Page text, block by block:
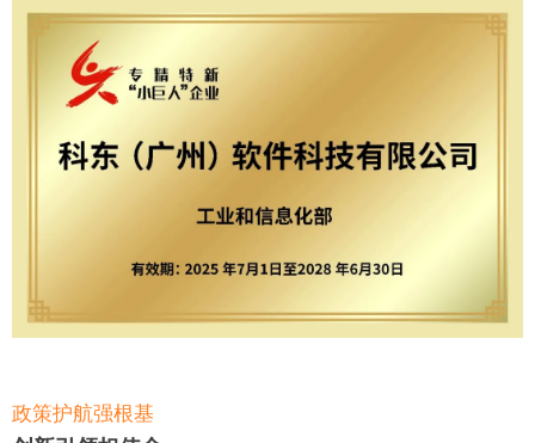
政策护航强根基